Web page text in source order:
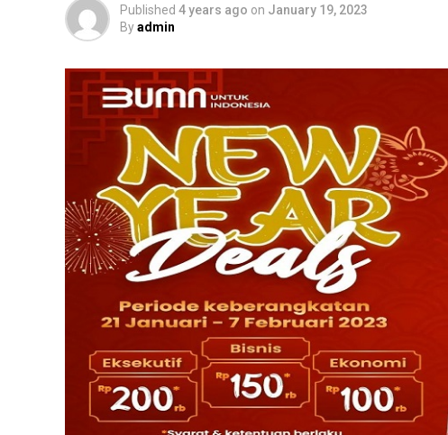
Published 4 years ago on January 19, 2023
Byadmin